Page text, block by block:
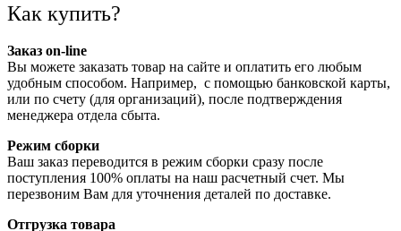
Как купить?
Заказ on-line
Вы можете заказать товар на сайте и оплатить его любым
удобным способом. Например, с помощью банковской карты,
или по счету (для организаций), после подтверждения
менеджера отдела сбыта.
Режим сборки
Ваш заказ переводится в режим сборки сразу после
поступления 100% оплаты на наш расчетный счет. Мы
перезвоним Вам для уточнения деталей по доставке.
Отгрузка товара